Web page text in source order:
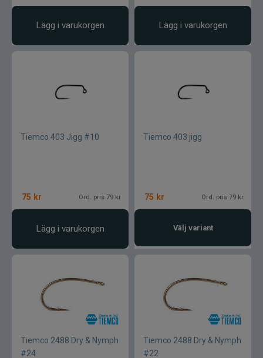
Lägg i varukorgen Lägg i varukorgen
Tiemco 403 Jigg #10
75 kr Ord. pris 79 kr
Lägg i varukorgen
Tiemco 403 jigg
75 kr Ord. pris 79 kr
Välj variant
Tiemco 2488 Dry & Nymph
#24
Tiemco 2488 Dry & Nymph
#22